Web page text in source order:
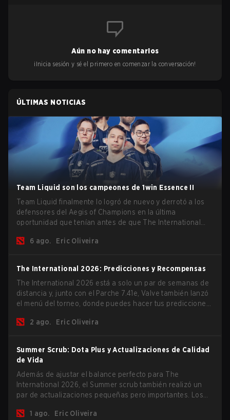
Aún no hay comentarios
¡Inicia sesión y sé el primero en comenzar la conversación!
ÚLTIMAS NOTICIAS
Team Liquid son los campeones de 1win Essence II
Team Liquid finalmente lo logró de nuevo y derrotó a los
defensores del Aegis of Champions en la última
oportunidad que tenían antes de que The International
oportunidad de gloria eterna.
6 ago. Eric Oliveira
The International 2026: Predicciones y Recompensas
The International 2026 está a solo un par de semanas de
distancia y, junto con el Parche 7.41e, Valve también lanzó
el menú del torneo, donde puedes hacer tus predicciones
este año.
2 ago. Eric Oliveira
Summer Scrub: Dota Plus y Actualizaciones de Calidad
de Vida
Además de ajustar el balance perfecto para The
International 2026, el Summer scrub también realizó un
par de actualizaciones pequeñas pero importantes. Los
de desglose post-partida y ahora todos los jugadores
1 ago. Eric Oliveira